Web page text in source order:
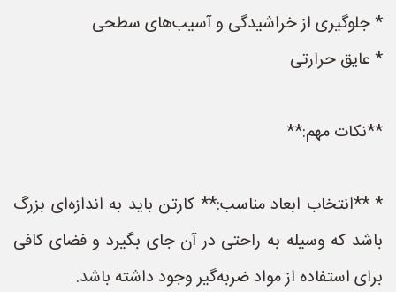
* جلوگیری از خراشیدگی و آسیب‌های سطحی
* عایق حرارتی
**نکات مهم:**
* **انتخاب ابعاد مناسب:** کارتن باید به اندازه‌ای بزرگ
باشد که وسیله به راحتی در آن جای بگیرد و فضای کافی
برای استفاده از مواد ضربه‌گیر وجود داشته باشد.